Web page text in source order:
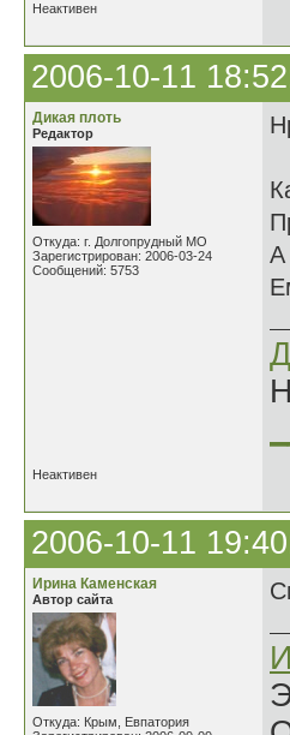
Неактивен
2006-10-11
Дикая плоть
Редактор
Откуда: г. Долгопрудный МО
Зарегистрирован: 2006-03-24
Сообщений: 5753
А
Неактивен
2006-10-11
Ирина Каменская
Автор сайта
Откуда: Крым, Евпатория